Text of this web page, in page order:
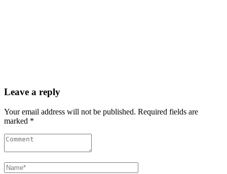
Leave a reply
Your email address will not be published. Required fields are
marked *